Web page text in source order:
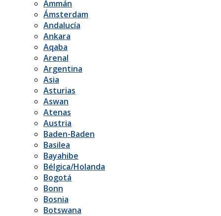
Ammán
Ámsterdam
Andalucía
Ankara
Aqaba
Arenal
Argentina
Asia
Asturias
Aswan
Atenas
Austria
Baden-Baden
Basilea
Bayahibe
Bélgica/Holanda
Bogotá
Bonn
Bosnia
Botswana